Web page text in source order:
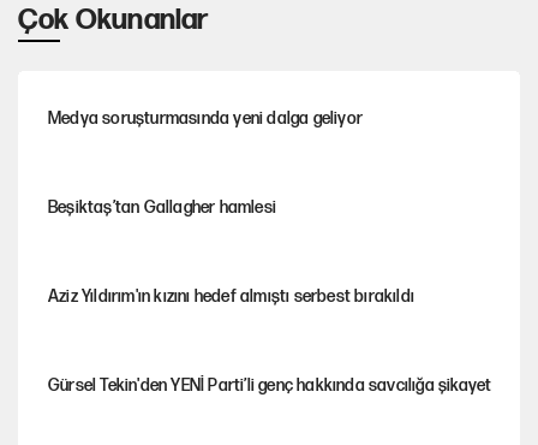
Çok Okunanlar
Medya soruşturmasında yeni dalga geliyor
Beşiktaş’tan Gallagher hamlesi
Aziz Yıldırım'ın kızını hedef almıştı serbest bırakıldı
Gürsel Tekin'den YENİ Parti’li genç hakkında savcılığa şikayet